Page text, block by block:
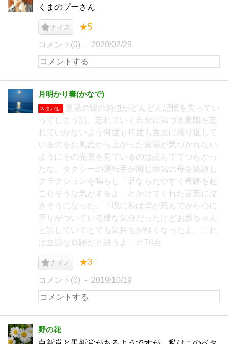
くまのプーさん
ナイス ★5
コメント(0) 2020/02/29
月明かり奏(かなで)
ネタバレ
夏陽の彼の純也がどんどん記憶を失ってい
ってしまう話。忘れていく自分に気づき夏陽を忘
れていかないよう何度も何度も言葉に繰り返して
いるのをお風呂から上がった夏陽が気づかれない
ようにその光景を見ているのは読んでてつらかっ
たな。タクシーの運転手が同じ病気の母を経験し
クラクションを鳴らし「君ならたやすく奇跡を起
こせそうな気がするよ」とかけてくれた言葉に泣
きそうになった。「現に私は母が死んでから心に
重りがついている様な気分だったけどお嬢ちゃん
と話していてとても気持ちが軽くなったよ。これ
は立派な奇跡だと思うよ」と78点
ナイス ★3
コメント(0) 2019/10/19
野の花